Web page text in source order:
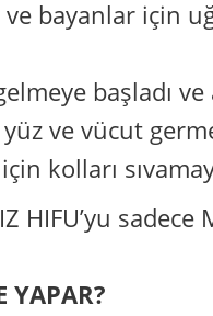
bayanlar için
başladı
ve vücut
kolları
HIFU’yu
YAPAR?